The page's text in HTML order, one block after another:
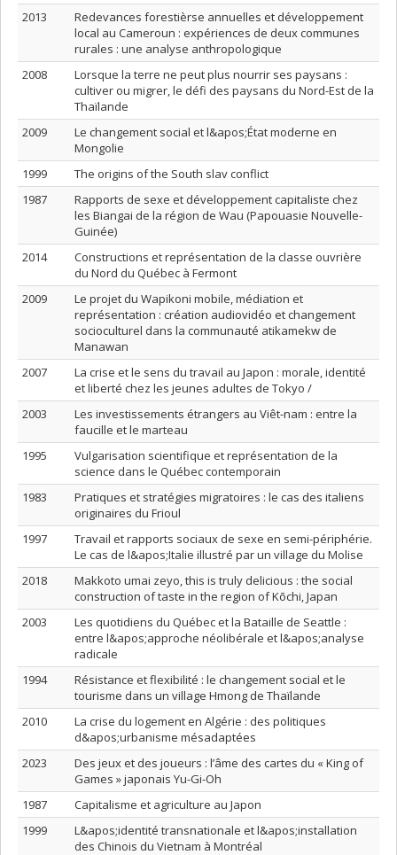
2013
Redevances forestièrse annuelles et développement
local au Cameroun : expériences de deux communes
rurales : une analyse anthropologique
2008
Lorsque la terre ne peut plus nourrir ses paysans :
cultiver ou migrer, le défi des paysans du Nord-Est de la
Thaïlande
2009
Le changement social et l&apos;État moderne en
Mongolie
1999
The origins of the South slav conflict
1987
Rapports de sexe et développement capitaliste chez
les Biangai de la région de Wau (Papouasie Nouvelle-
Guinée)
2014
Constructions et représentation de la classe ouvrière
du Nord du Québec à Fermont
2009
Le projet du Wapikoni mobile, médiation et
représentation : création audiovidéo et changement
socioculturel dans la communauté atikamekw de
Manawan
2007
La crise et le sens du travail au Japon : morale, identité
et liberté chez les jeunes adultes de Tokyo /
2003
Les investissements étrangers au Viêt-nam : entre la
faucille et le marteau
1995
Vulgarisation scientifique et représentation de la
science dans le Québec contemporain
1983
Pratiques et stratégies migratoires : le cas des italiens
originaires du Frioul
1997
Travail et rapports sociaux de sexe en semi-périphérie.
Le cas de l&apos;Italie illustré par un village du Molise
2018
Makkoto umai zeyo, this is truly delicious : the social
construction of taste in the region of Kōchi, Japan
2003
Les quotidiens du Québec et la Bataille de Seattle :
entre l&apos;approche néolibérale et l&apos;analyse
radicale
1994
Résistance et flexibilité : le changement social et le
tourisme dans un village Hmong de Thaïlande
2010
La crise du logement en Algérie : des politiques
d&apos;urbanisme mésadaptées
2023
Des jeux et des joueurs : l’âme des cartes du « King of
Games » japonais Yu-Gi-Oh
1987
Capitalisme et agriculture au Japon
1999
L&apos;identité transnationale et l&apos;installation
des Chinois du Vietnam à Montréal